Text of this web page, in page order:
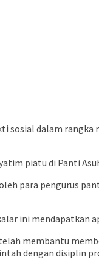
sosial dalam
piatu di Panti
para pengurus
ini mendapatkan
membantu
dengan disiplin